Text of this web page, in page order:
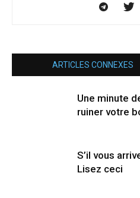
ARTICLES CONNEXES
Une minute
ruiner votre
S’il vous
Lisez ceci